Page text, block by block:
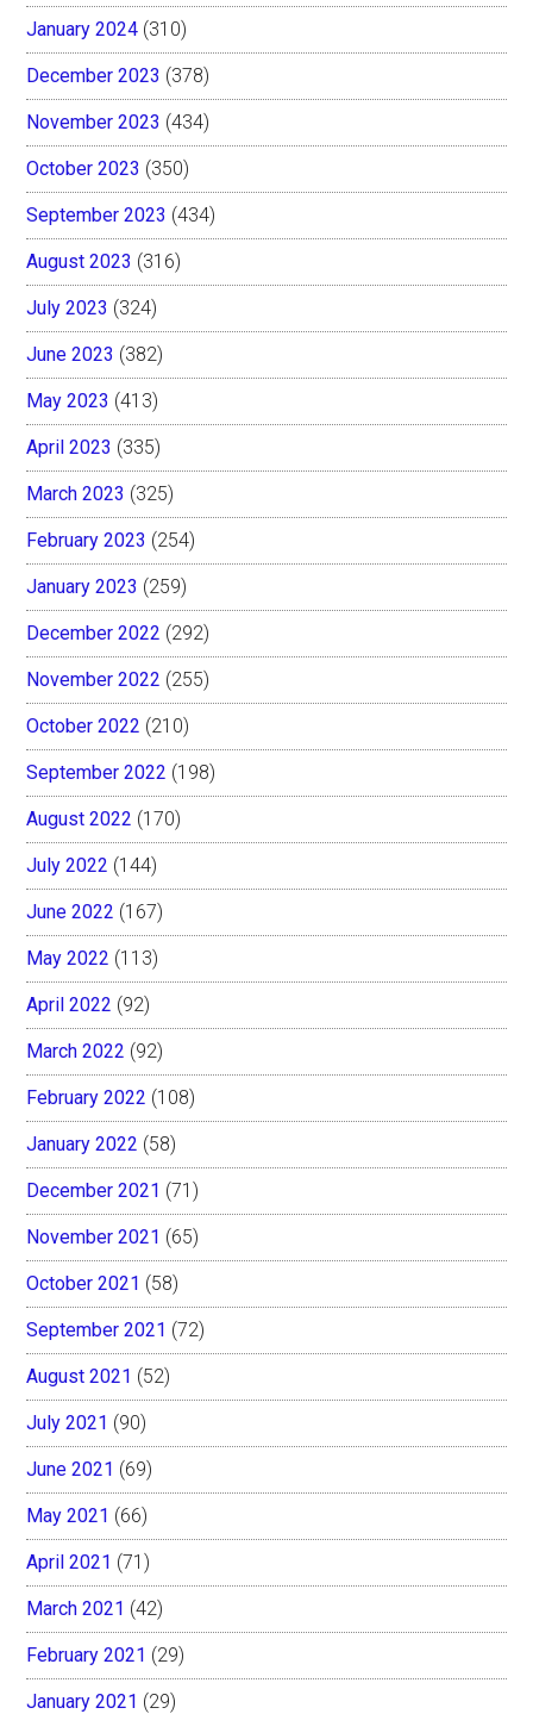
January 2024 (310)
December 2023 (378)
November 2023 (434)
October 2023 (350)
September 2023 (434)
August 2023 (316)
July 2023 (324)
June 2023 (382)
May 2023 (413)
April 2023 (335)
March 2023 (325)
February 2023 (254)
January 2023 (259)
December 2022 (292)
November 2022 (255)
October 2022 (210)
September 2022 (198)
August 2022 (170)
July 2022 (144)
June 2022 (167)
May 2022 (113)
April 2022 (92)
March 2022 (92)
February 2022 (108)
January 2022 (58)
December 2021 (71)
November 2021 (65)
October 2021 (58)
September 2021 (72)
August 2021 (52)
July 2021 (90)
June 2021 (69)
May 2021 (66)
April 2021 (71)
March 2021 (42)
February 2021 (29)
January 2021 (29)